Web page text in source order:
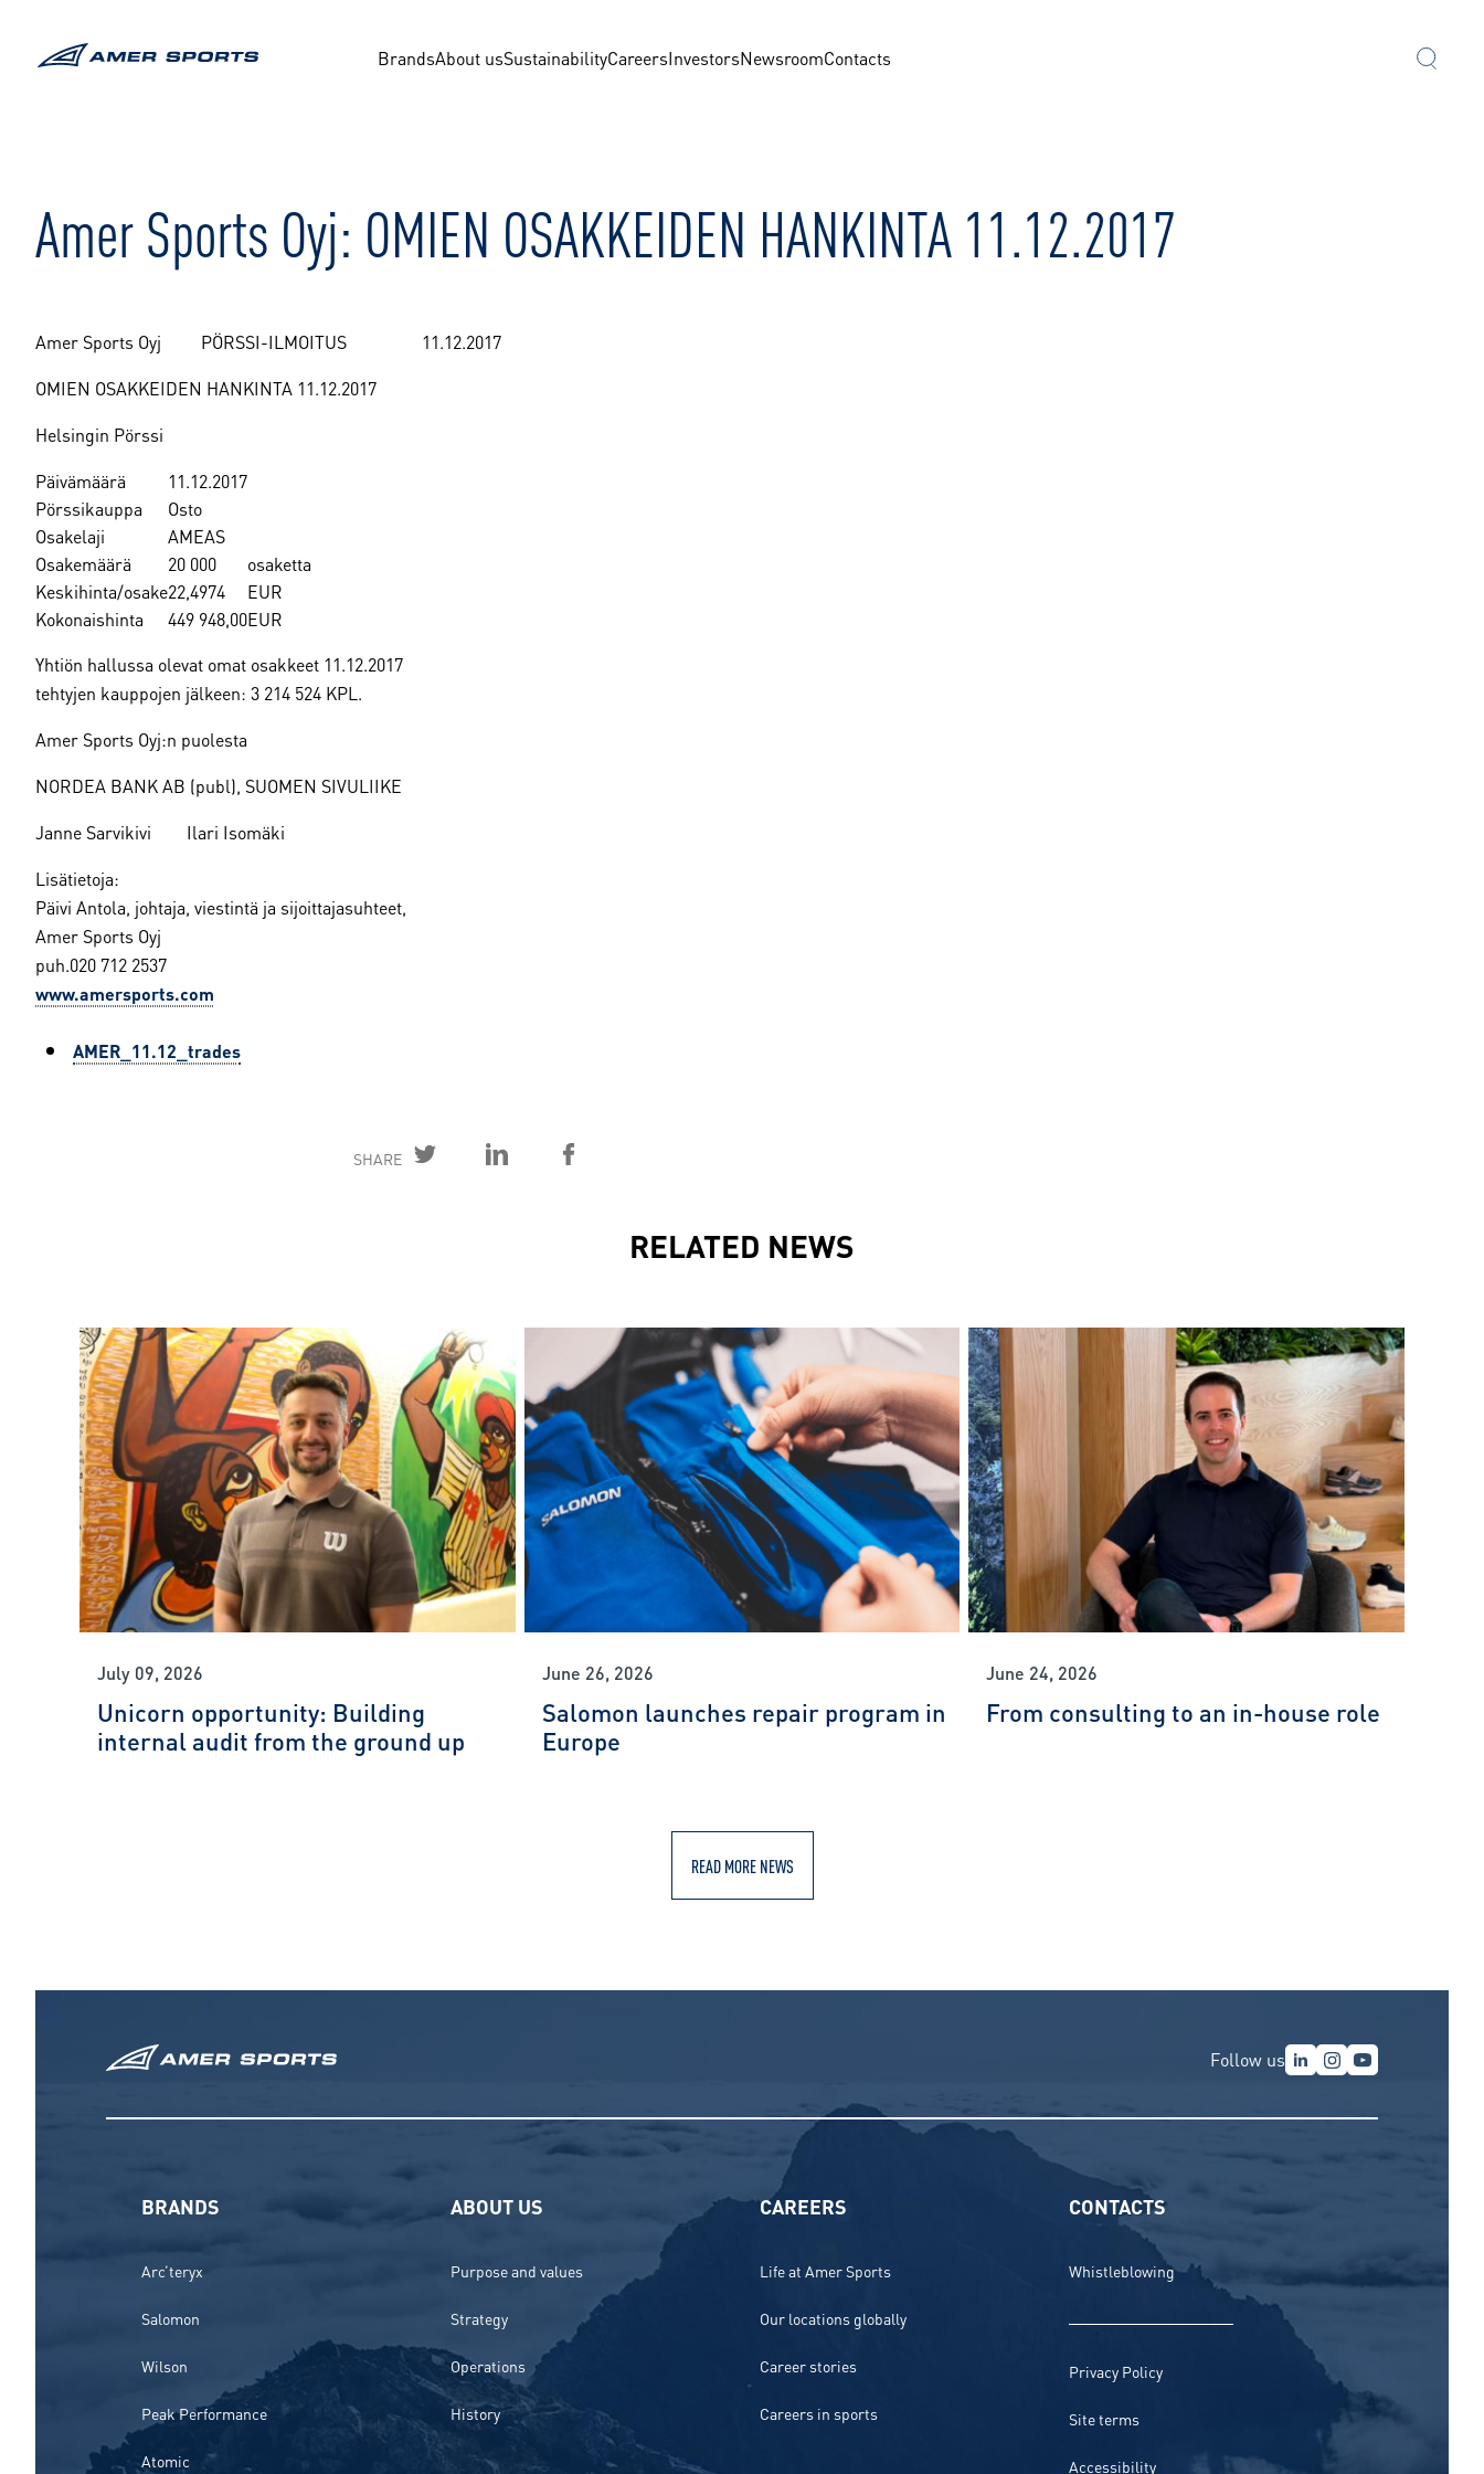
BrandsAbout usSustainabilityCareersInvestorsNewsroomContacts
Amer Sports Oyj: OMIEN OSAKKEIDEN HANKINTA 11.12.2017
Amer Sports Oyj PÖRSSI-ILMOITUS 11.12.2017
OMIEN OSAKKEIDEN HANKINTA 11.12.2017
Helsingin Pörssi
Päivämäärä
11.12.2017
Pörssikauppa
Osto
Osakelaji
AMEAS
Osakemäärä
20 000
osaketta
Keskihinta/osake22,4974
EUR
Kokonaishinta
449 948,00EUR
Yhtiön hallussa olevat omat osakkeet 11.12.2017
tehtyjen kauppojen jälkeen: 3 214 524 KPL.
Amer Sports Oyj:n puolesta
NORDEA BANK AB (publ), SUOMEN SIVULIIKE
Janne Sarvikivi Ilari Isomäki
Lisätietoja:
Päivi Antola, johtaja, viestintä ja sijoittajasuhteet,
Amer Sports Oyj
puh.020 712 2537
www.amersports.com
AMER_11.12_trades
SHARE
RELATED NEWS
July 09, 2026
Unicorn opportunity: Building
internal audit from the ground up
June 26, 2026
Salomon launches repair program in
Europe
June 24, 2026
From consulting to an in-house role
READ MORE NEWS
Follow us
BRANDS
Arc’teryx
Salomon
Wilson
Peak Performance
Atomic
ABOUT US
Purpose and values
Strategy
Operations
History
CAREERS
Life at Amer Sports
Our locations globally
Career stories
Careers in sports
CONTACTS
Whistleblowing
Privacy Policy
Site terms
Accessibility